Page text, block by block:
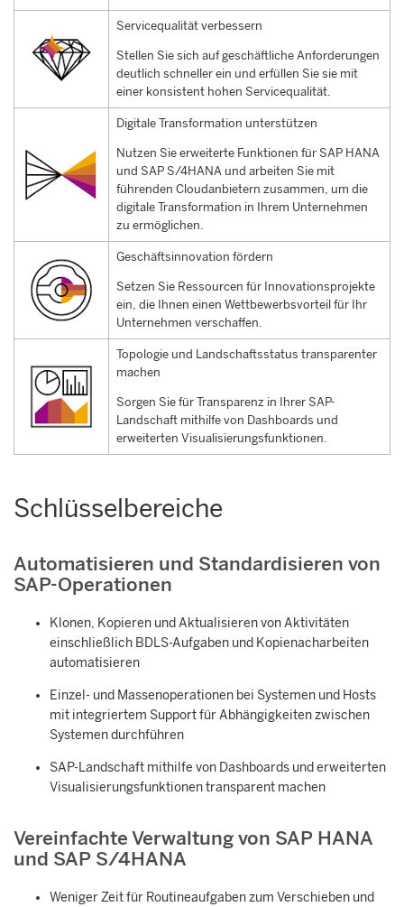
Servicequalität verbessern
Stellen Sie sich auf geschäftliche Anforderungen
deutlich schneller ein und erfüllen Sie sie mit
einer konsistent hohen Servicequalität.
Digitale Transformation unterstützen
Nutzen Sie erweiterte Funktionen für SAP HANA
und SAP S/4HANA und arbeiten Sie mit
führenden Cloudanbietern zusammen, um die
digitale Transformation in Ihrem Unternehmen
zu ermöglichen.
Geschäftsinnovation fördern
Setzen Sie Ressourcen für Innovationsprojekte
ein, die Ihnen einen Wettbewerbsvorteil für Ihr
Unternehmen verschaffen.
Topologie und Landschaftsstatus transparenter
machen
Sorgen Sie für Transparenz in Ihrer SAP-
Landschaft mithilfe von Dashboards und
erweiterten Visualisierungsfunktionen.
Schlüsselbereiche
Automatisieren und Standardisieren von
SAP-Operationen
Klonen, Kopieren und Aktualisieren von Aktivitäten
einschließlich BDLS-Aufgaben und Kopienacharbeiten
automatisieren
Einzel- und Massenoperationen bei Systemen und Hosts
mit integriertem Support für Abhängigkeiten zwischen
Systemen durchführen
SAP-Landschaft mithilfe von Dashboards und erweiterten
Visualisierungsfunktionen transparent machen
Vereinfachte Verwaltung von SAP HANA
und SAP S/4HANA
Weniger Zeit für Routineaufgaben zum Verschieben und